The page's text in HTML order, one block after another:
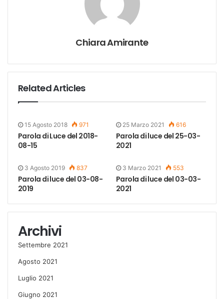
Chiara Amirante
Related Articles
15 Agosto 2018 971
Parola di Luce del 2018-
08-15
25 Marzo 2021 616
Parola di luce del 25-03-
2021
3 Agosto 2019 837
Parola di luce del 03-08-
2019
3 Marzo 2021 553
Parola di luce del 03-03-
2021
Archivi
Settembre 2021
Agosto 2021
Luglio 2021
Giugno 2021